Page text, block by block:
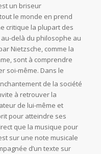
un briseur
le monde en prend
critique la plupart des
delà du philosophe au
Nietzsche, comme la
sont à comprendre
soi-même. Dans le
de la société
à retrouver la
de lui-même et
pour atteindre ses
que la musique pour
sur une note musicale
d’un texte sur